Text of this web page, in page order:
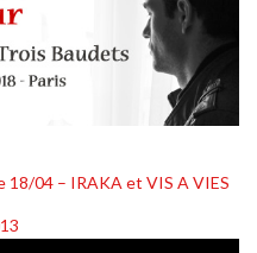
18/04 – IRAKA et VIS A VIES